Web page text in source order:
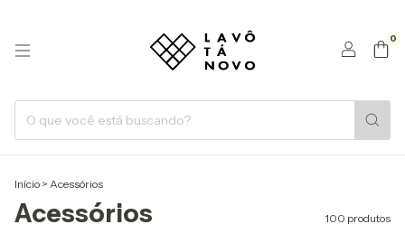
0
Início > Acessórios
Acessórios 100 produtos